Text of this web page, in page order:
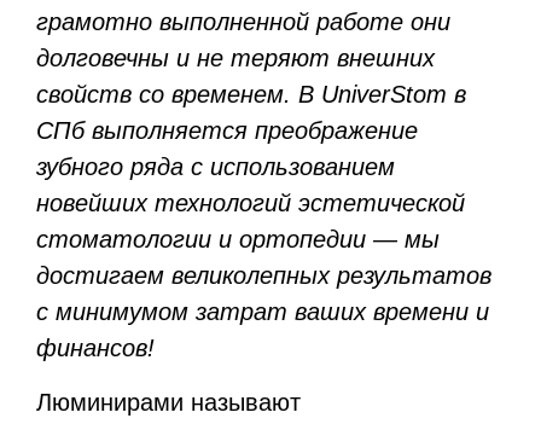
грамотно выполненной работе они
долговечны и не теряют внешних
свойств со временем. В UniverStom в
СПб выполняется преображение
зубного ряда с использованием
новейших технологий эстетической
стоматологии и ортопедии — мы
достигаем великолепных результатов
с минимумом затрат ваших времени и
финансов!
Люминирами называют